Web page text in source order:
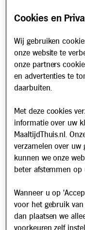
Veelgestelde vragen
Over ons
Werken bij
Nieuws
Nieuwsbrief
Schrijf u in voor onze
updates over Maaltijd
E-mailadres
Cookies en
Wij gebruiken
onze website te
onze partners
en advertenties te
daarbuiten.
Met deze cookies
informatie over uw
MaaltijdThuis.nl.
verzamelen over uw
kunnen we onze
beter afstemmen op
Wanneer u op
voor het gebruik van
dan plaatsen we
voorkeuren zelf